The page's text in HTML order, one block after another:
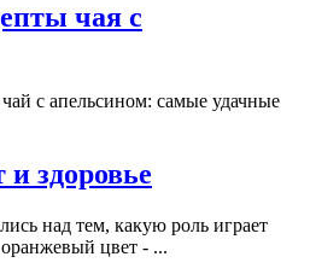
чая с
с апельсином: самые удачные
здоровье
над тем, какую роль играет
цвет - ...